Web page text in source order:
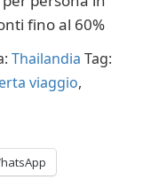
fino al 60%
Thailandia Tag:
viaggio,